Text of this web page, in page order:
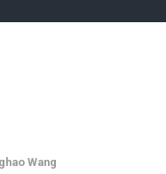
Wang